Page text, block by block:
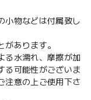
小物などは付属致し
があります。
る水濡れ、摩擦が加
る可能性がございま
注意の上ご使用下さ